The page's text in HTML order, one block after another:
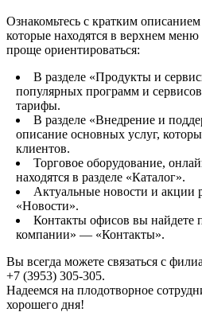
Ознакомьтесь с кратким
которые находятся в верхнем
проще ориентироваться:
В разделе «Продукты и
популярных программ и
тарифы.
В разделе «Внедрение и
описание основных услуг,
клиентов.
Торговое оборудование,
находятся в разделе «Каталог».
Актуальные новости и акции
«Новости».
Контакты офисов вы найдете
компании» — «Контакты».
Вы всегда можете связаться с
+7 (3953) 305-305.
Надеемся на плодотворное
хорошего дня!